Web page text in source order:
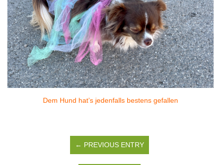
Dem Hund hat’s jedenfalls bestens gefallen
← PREVIOUS ENTRY